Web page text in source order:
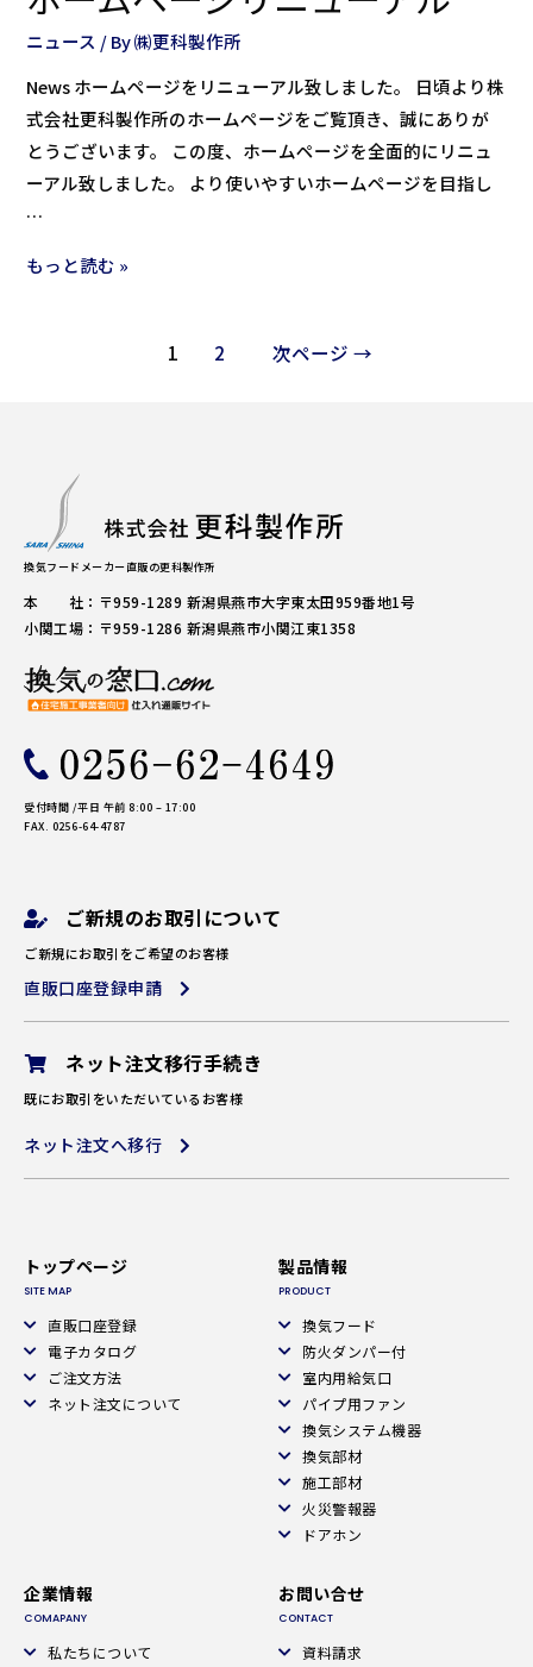
ニュース / By㈱更科製作所
News ホームページをリニューアル致しました。 日頃より株
式会社更科製作所のホームページをご覧頂き、誠にありが
とうございます。 この度、ホームページを全面的にリニュ
ーアル致しました。 より使いやすいホームページを目指し
…
もっと読む »
1 2 次ページ→
換気フードメーカー直販の更科製作所
本 社：〒959-1289 新潟県燕市大字東太田959番地1号
小関工場：〒959-1286 新潟県燕市小関江東1358
受付時間 /平日 午前 8:00 – 17:00
FAX. 0256-64-4787
ご新規のお取引について
ご新規にお取引をご希望のお客様
直販口座登録申請
ネット注文移行手続き
既にお取引をいただいているお客様
ネット注文へ移行
トップページ
SITE MAP
直販口座登録
電子カタログ
ご注文方法
ネット注文について
製品情報
PRODUCT
換気フード
防火ダンパー付
室内用給気口
パイプ用ファン
換気システム機器
換気部材
施工部材
火災警報器
ドアホン
企業情報
COMAPANY
私たちについて
お問い合せ
CONTACT
資料請求